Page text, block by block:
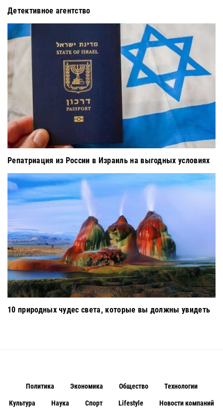
Детективное агентство
Репатриация из России в Израиль на выгодных условиях
10 природных чудес света, которые вы должны увидеть
Политика Экономика Общество Технологии
Культура Наука Спорт Lifestyle Новости компаний